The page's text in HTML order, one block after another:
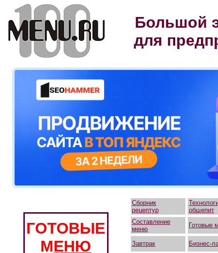
Большой
для
ГОТОВЫЕ
МЕНЮ
Сборник
рецептур
общепит
Составление
меню
Готовые
Завтрак Бизнес-